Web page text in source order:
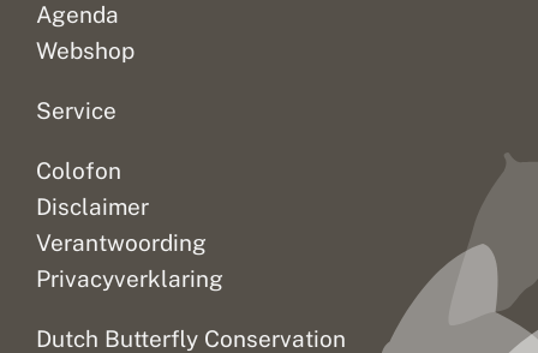
Agenda
Webshop
Service
Colofon
Disclaimer
Verantwoording
Privacyverklaring
Dutch Butterfly Conservation